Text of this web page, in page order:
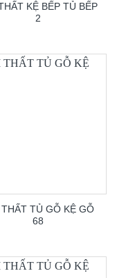
KỆ BẾP TỦ BẾP
2
THẤT TỦ GỖ KỆ GỖ
68